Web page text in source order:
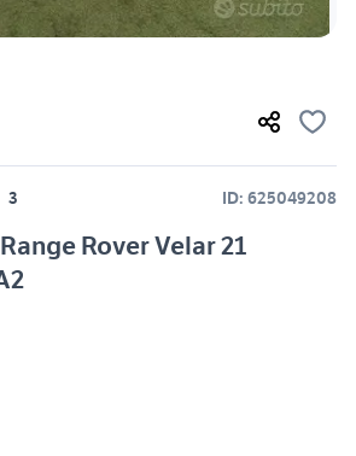
3 ID: 625049208
Rover Velar 21